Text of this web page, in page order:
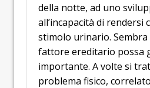
della notte, ad uno
all’incapacità di rendersi
stimolo urinario. Sembra
fattore ereditario possa
importante. A volte si
problema fisico,